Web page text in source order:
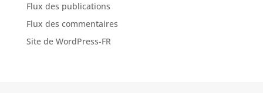
Flux des publications
Flux des commentaires
Site de WordPress-FR